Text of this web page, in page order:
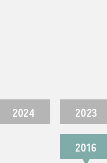
2024 2023
2016